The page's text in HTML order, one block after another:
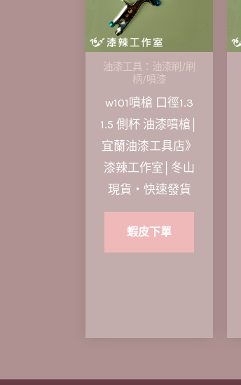
油漆工具：油漆刷/刷
柄/噴漆
w101噴槍 口徑1.3
1.5 側杯 油漆噴槍│
宜蘭油漆工具店》
漆辣工作室│冬山
現貨‧快速發貨
蝦皮下單